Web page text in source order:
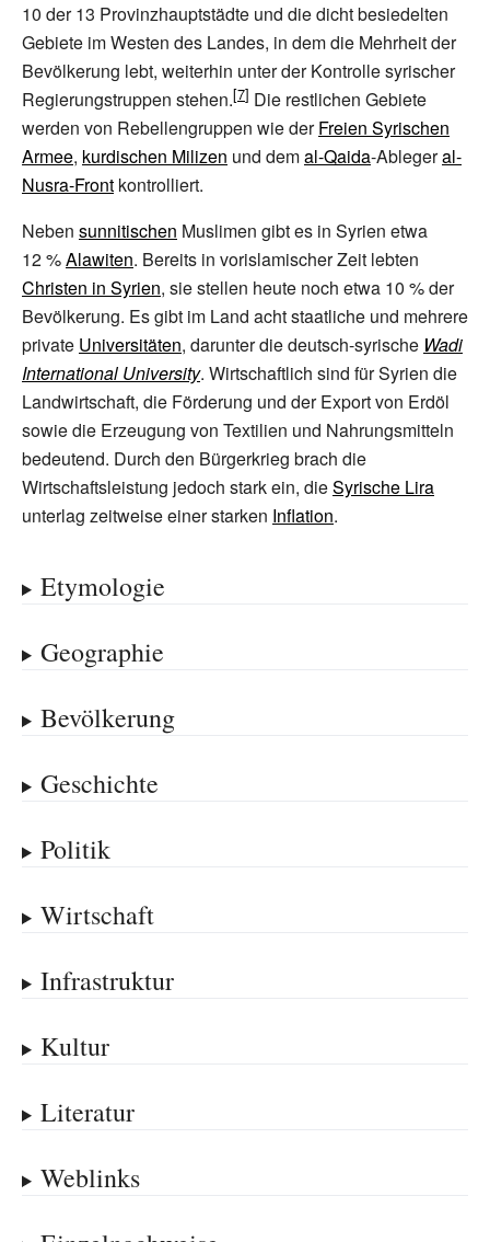
10 der 13 Provinzhauptstädte und die dicht besiedelten
Gebiete im Westen des Landes, in dem die Mehrheit der
Bevölkerung lebt, weiterhin unter der Kontrolle syrischer
Regierungstruppen stehen.
Die restlichen Gebiete
werden von Rebellengruppen wie derFreien Syrischen
Armee, kurdischen Milizen und demal-Qaida-Ablegeral-
Nusra-Front kontrolliert.
Neben sunnitischen Muslimen gibt es in Syrien etwa
12%Alawiten. Bereits in vorislamischer Zeit lebten
Christen in Syrien, sie stellen heute noch etwa 10 % der
Bevölkerung. Es gibt im Land acht staatliche und mehrere
private Universitäten, darunter die deutsch-syrische Wadi
International University. Wirtschaftlich sind für Syrien die
Landwirtschaft, die Förderung und der Export von Erdöl
sowie die Erzeugung von Textilien und Nahrungsmitteln
bedeutend. Durch den Bürgerkrieg brach die
Wirtschaftsleistung jedoch stark ein, dieSyrische Lira
unterlag zeitweise einer starken Inflation.
Etymologie
Geographie
Bevölkerung
Geschichte
Politik
Wirtschaft
Infrastruktur
Kultur
Literatur
Weblinks